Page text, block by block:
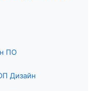
ПО
Дизайн